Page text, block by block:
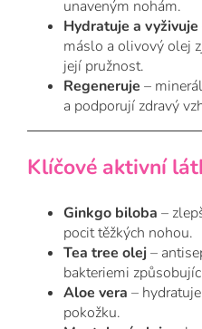
unaveným nohám.
Hydratuje a vyživuje
máslo a olivový olej
její pružnost.
Regeneruje –
a podporují zdravý
Klíčové aktivní
Ginkgo biloba –
pocit těžkých nohou.
Tea tree olej–
bakteriemi
Aloe vera –
pokožku.